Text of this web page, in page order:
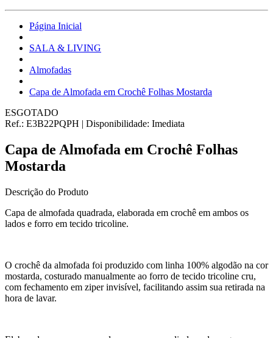
Página Inicial
SALA & LIVING
Almofadas
Capa de Almofada em Crochê Folhas Mostarda
ESGOTADO
Ref.: E3B22PQPH | Disponibilidade: Imediata
Capa de Almofada em Crochê Folhas
Mostarda
Descrição do Produto
Capa de almofada quadrada, elaborada em crochê em ambos os
lados e forro em tecido tricoline.
O crochê da almofada foi produzido com linha 100% algodão na cor
mostarda, costurado manualmente ao forro de tecido tricoline cru,
com fechamento em ziper invisível, facilitando assim sua retirada na
hora de lavar.